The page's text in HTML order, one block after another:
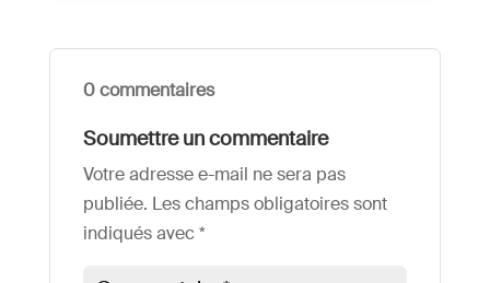
0 commentaires
Soumettre un commentaire
Votre adresse e-mail ne sera pas
publiée. Les champs obligatoires sont
indiqués avec*